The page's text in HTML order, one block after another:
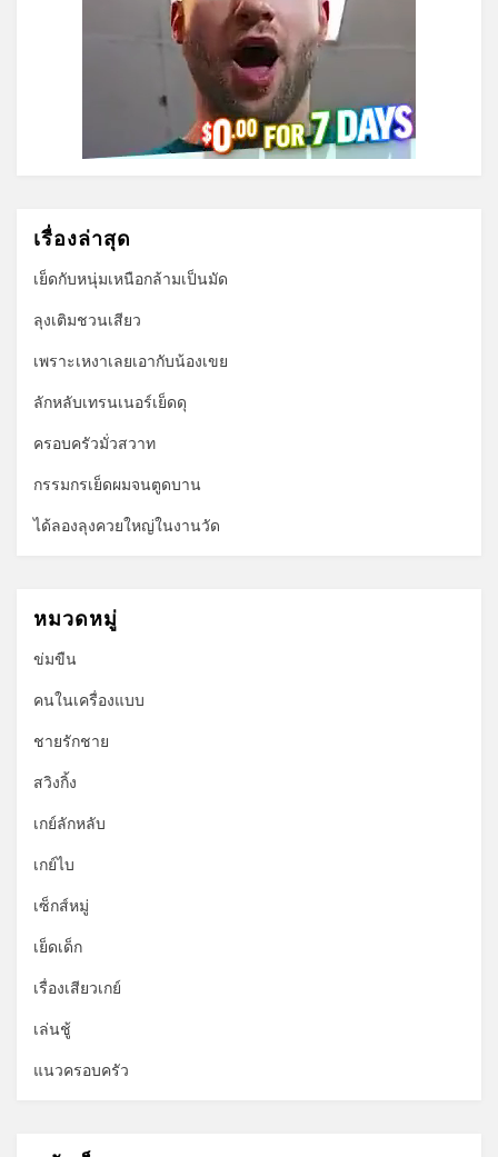
เรื่องล่าสุด
เย็ดกับหนุ่มเหนือกล้ามเป็นมัด
ลุงเติมชวนเสียว
เพราะเหงาเลยเอากับน้องเขย
ลักหลับเทรนเนอร์เย็ดดุ
ครอบครัวมั่วสวาท
กรรมกรเย็ดผมจนตูดบาน
ได้ลองลุงควยใหญ่ในงานวัด
หมวดหมู่
ข่มขืน
คนในเครื่องแบบ
ชายรักชาย
สวิงกิ้ง
เกย์ลักหลับ
เกย์ไบ
เซ็กส์หมู่
เย็ดเด็ก
เรื่องเสียวเกย์
เล่นชู้
แนวครอบครัว